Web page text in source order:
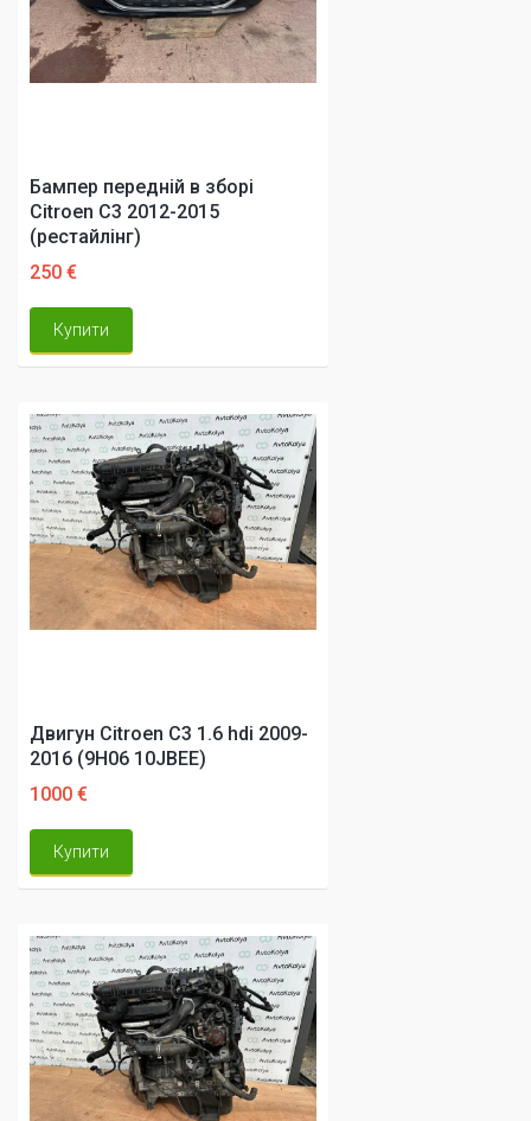
Бампер передній в зборі
Citroen C3 2012-2015
(рестайлінг)
250 €
Купити
Двигун Citroen C3 1.6 hdi 2009-
2016 (9H06 10JBEE)
1000 €
Купити